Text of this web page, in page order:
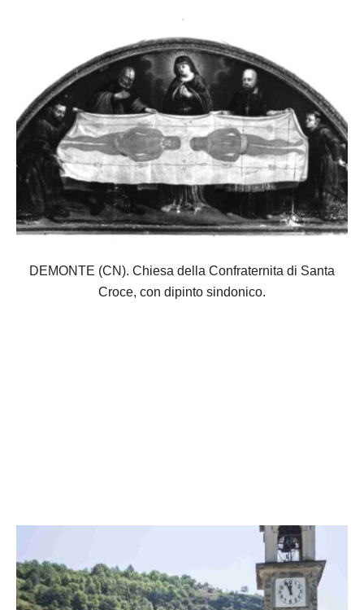
DEMONTE (CN). Chiesa della Confraternita di Santa
Croce, con dipinto sindonico.